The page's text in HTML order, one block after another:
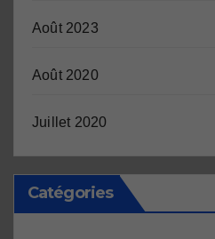
Août 2023
Août 2020
Juillet 2020
Catégories